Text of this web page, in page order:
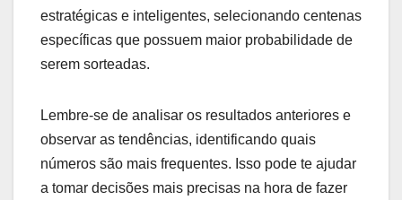
estratégicas e inteligentes, selecionando centenas
específicas que possuem maior probabilidade de
serem sorteadas.
Lembre-se de analisar os resultados anteriores e
observar as tendências, identificando quais
números são mais frequentes. Isso pode te ajudar
a tomar decisões mais precisas na hora de fazer